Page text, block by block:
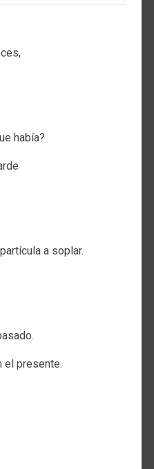
había?
a soplar.
el presente.